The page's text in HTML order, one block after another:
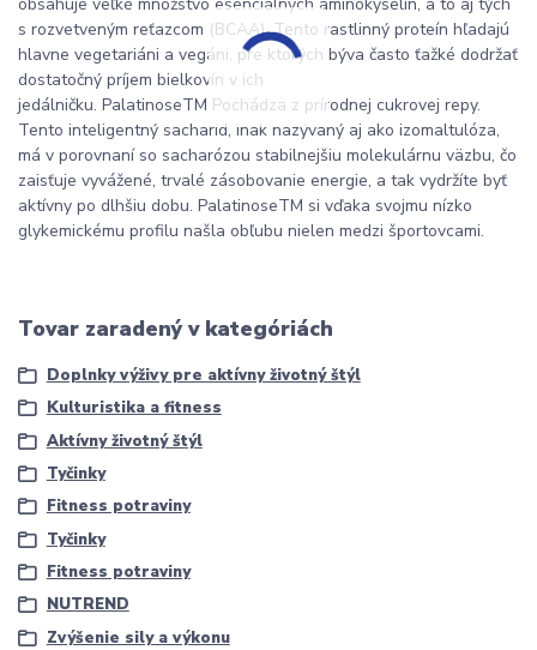
s rozvetveným reťazcom (BCAA). Tento rastlinný proteín hľadajú
hlavne vegetariáni a vegáni, pre ktorých býva často ťažké dodržať
dostatočný príjem bielkovín v ich
jedálničku. PalatinoseTM Pochádza z prírodnej cukrovej repy.
Tento inteligentný sacharid, inak nazývaný aj ako izomaltulóza,
má v porovnaní so sacharózou stabilnejšiu molekulárnu väzbu, čo
zaisťuje vyvážené, trvalé zásobovanie energie, a tak vydržíte byť
aktívny po dlhšiu dobu. PalatinoseTM si vďaka svojmu nízko
glykemickému profilu našla obľubu nielen medzi športovcami.
Tovar zaradený v kategóriách
Doplnky výživy pre aktívny životný štýl
Kulturistika a fitness
Aktívny životný štýl
Tyčinky
Fitness potraviny
Tyčinky
Fitness potraviny
NUTREND
Zvýšenie sily a výkonu